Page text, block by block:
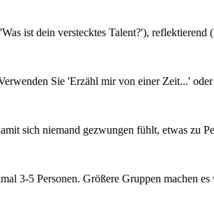
ist dein verstecktes Talent?'),
Sie 'Erzähl mir von einer Zeit...'
sich niemand gezwungen fühlt, etwas zu
3-5 Personen. Größere Gruppen machen